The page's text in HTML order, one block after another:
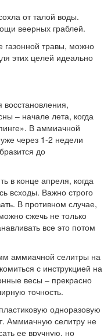
от талой воды.
веерных граблей.
газонной травы, можно
этих целей идеально
– начале лета, когда
В аммиачной
через 1-2 недели
до
в конце апреля, когда
всходы. Важно строго
В противном случае,
сжечь не только
все это потом
аммиачной селитры на
с инструкцией на
весы – прекрасно
точность.
одноразовую
Аммиачную селитру не
ее вручную, но